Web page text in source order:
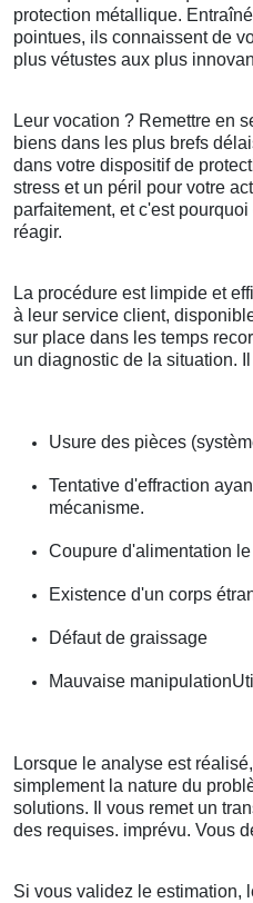
protection métallique.
pointues, ils connaissent de
plus vétustes aux plus
Leur vocation ? Remettre en
biens dans les plus brefs
dans votre dispositif de
stress et un péril pour votre
parfaitement, et c'est
réagir.
La procédure est limpide et
à leur service client,
sur place dans les temps
un diagnostic de la situation.
Usure des pièces
Tentative d'effraction
mécanisme.
Coupure d'alimentation
Existence d'un corps
Défaut de graissage
Mauvaise
Lorsque le analyse est
simplement la nature du
solutions. Il vous remet un
des requises. imprévu. Vous
Si vous validez le estimation,